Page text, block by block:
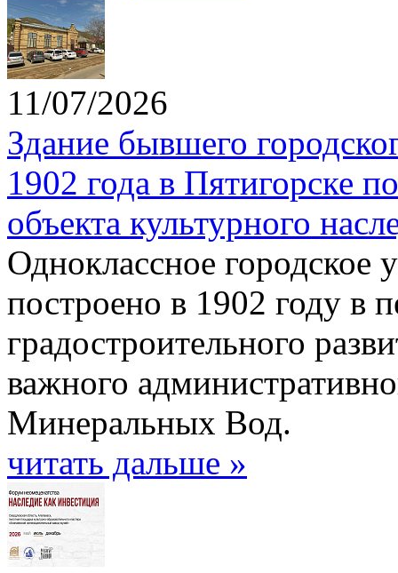
11/07/2026
Здание бывшего
1902 года в Пятигорске
объекта культурного
Одноклассное
построено в 1902 году в
градостроительного
важного
Минеральных Вод.
читать дальше »